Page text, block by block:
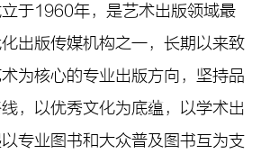
立于1960年，是艺术出版领域最
出版传媒机构之一，长期以来致
为核心的专业出版方向，坚持品
，以优秀文化为底蕴，以学术出
专业图书和大众普及图书互为支